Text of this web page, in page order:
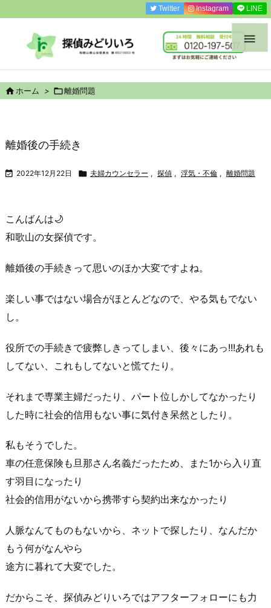

Twitter Instagram LINE
ホーム > 離婚問題
離婚後の手続き
 2022年12月22日  夫婦カウンセラー , 探偵 , 浮気・不倫 , 離婚問題
こんばんは🌙
和歌山の女探偵です。
離婚後の手続きって思いのほか大変ですよね。
楽しい事ではない場合がほとんどなので、やる気もでない
し。
役所での手続きで疲弊しきってしまい、後々にあっ!!!あれも
してない、これもしてないと慌てたり。
それまで専業主婦だったり、パート位しかしてなかったり
した時に社会的信用もない事に気付き呆然としたり。
私もそうでした。
車の任意保険も旦那さん名義だったため、また1から入り直
す羽目になったり
社会的信用がないから携帯すら契約出来なかったり
人脈なんてものもないから、ネットで探したり、なんだか
もう何がなんやら
途方に暮れて大変でした。
だからこそ、 探偵みどりいろではアフターフォローにも力